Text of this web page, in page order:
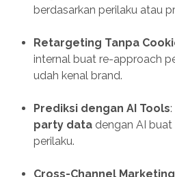
berdasarkan perilaku atau
Retargeting Tanpa
internal buat re-approach
udah kenal brand.
Prediksi dengan AI Tools
party datadengan AI buat
perilaku.
Cross-Channel Marketing